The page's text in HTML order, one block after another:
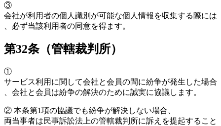
③
会社が利用者の個人識別が可能な個人情報を収集する際には
、必ず当該利用者の同意を得ます。
第32条（管轄裁判所）
①
サービス利用に関して会社と会員の間に紛争が発生した場合
、会社と会員は紛争の解決のために誠実に協議します。
② 本条第1項の協議でも紛争が解決しない場合、
両当事者は民事訴訟法上の管轄裁判所に訴えを提起すること